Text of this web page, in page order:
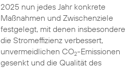
2025 nun jedes Jahr konkrete
Maßnahmen und Zwischenziele
festgelegt, mit denen insbesondere
die Stromeffizienz verbessert,
unvermeidlichen CO2-Emissionen
gesenkt und die Qualität des